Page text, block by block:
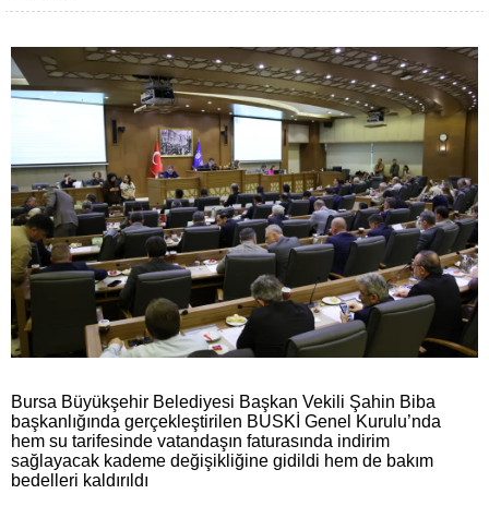
Bursa Büyükşehir Belediyesi Başkan Vekili Şahin Biba
başkanlığında gerçekleştirilen BUSKİ Genel Kurulu’nda
hem su tarifesinde vatandaşın faturasında indirim
sağlayacak kademe değişikliğine gidildi hem de bakım
bedelleri kaldırıldı